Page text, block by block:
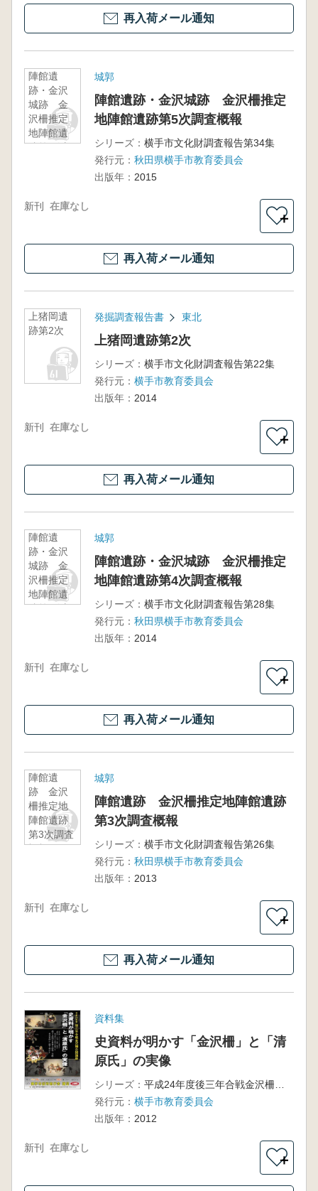
再入荷メール通知
陣館遺
跡・金沢
城跡 金
沢柵推定
地陣館遺
跡第5次調
城郭
陣館遺跡・金沢城跡 金沢柵推定
地陣館遺跡第5次調査概報
シリーズ： 横手市文化財調査報告第34集
発行元： 秋田県横手市教育委員会
出版年： 2015
新刊 在庫なし
＋
再入荷メール通知
上猪岡遺
跡第2次
発掘調査報告書 東北
上猪岡遺跡第2次
シリーズ： 横手市文化財調査報告第22集
発行元： 横手市教育委員会
出版年： 2014
新刊 在庫なし
＋
再入荷メール通知
陣館遺
跡・金沢
城跡 金
沢柵推定
地陣館遺
跡第4次調
城郭
陣館遺跡・金沢城跡 金沢柵推定
地陣館遺跡第4次調査概報
シリーズ： 横手市文化財調査報告第28集
発行元： 秋田県横手市教育委員会
出版年： 2014
新刊 在庫なし
＋
再入荷メール通知
陣館遺
跡 金沢
柵推定地
陣館遺跡
第3次調査
概報
城郭
陣館遺跡 金沢柵推定地陣館遺跡
第3次調査概報
シリーズ： 横手市文化財調査報告第26集
発行元： 秋田県横手市教育委員会
出版年： 2013
新刊 在庫なし
＋
再入荷メール通知
資料集
史資料が明かす「金沢柵」と「清
原氏」の実像
シリーズ：
発行元： 横手市教育委員会
出版年： 2012
新刊 在庫なし
＋